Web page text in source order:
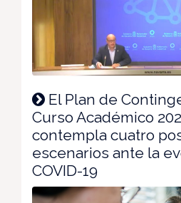
El Plan de
Curso Académico
contempla cuatro
escenarios ante la
COVID-19